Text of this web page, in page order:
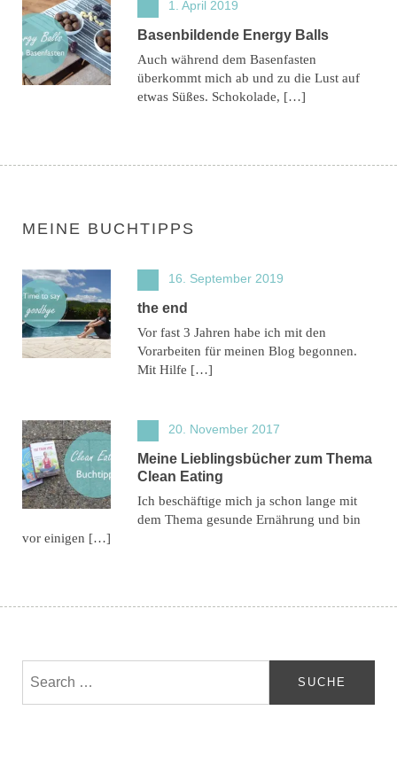
1. April 2019
Basenbildende Energy Balls
Auch während dem Basenfasten
überkommt mich ab und zu die Lust auf
etwas Süßes. Schokolade, […]
MEINE BUCHTIPPS
16. September 2019
the end
Vor fast 3 Jahren habe ich mit den
Vorarbeiten für meinen Blog begonnen.
Mit Hilfe […]
20. November 2017
Meine Lieblingsbücher zum Thema
Clean Eating
Ich beschäftige mich ja schon lange mit
dem Thema gesunde Ernährung und bin
vor einigen […]